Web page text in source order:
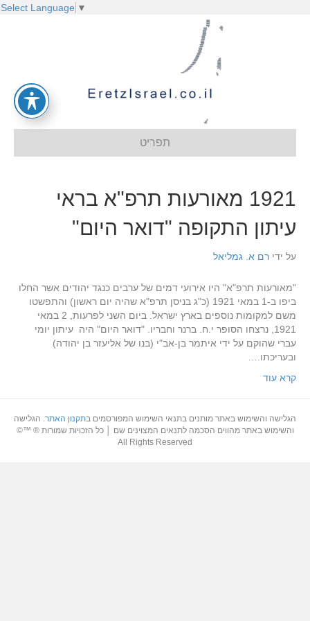
Select Language ▼
תפריט
1921 מאורעות תרפ"א בראי
עיתון התקופה "דואר היום"
על ידי רם א. גמליאל
"מאורעות תרפ"א" היו אירועי דמים של ערבים כנגד יהודים אשר החלו
ביפו ב-1 במאי 1921 (כ"ג בניסן תרפ"א שהיה יום ראשון) והתפשטו
משם למקומות נוספים בארץ ישראל. ביום השני לפרעות, 2 במאי
1921, נרצחו הסופר י.ח. ברנר וחבריו. "דואר היום" היה עיתון יומי
עברי שהוקם על ידי איתמר בן-אב"י (בנו של אליעזר בן יהודה)
ובעריכתו.…
קרא עוד
הגלישה והשימוש באתר מותנים בתנאי השימוש המפורסמים בתקנון האתר. הגלישה
והשימוש באתר מהווים הסכמה לתנאים המצוינים שם │ כל הזכויות שמורות ® ™©
All Rights Reserved